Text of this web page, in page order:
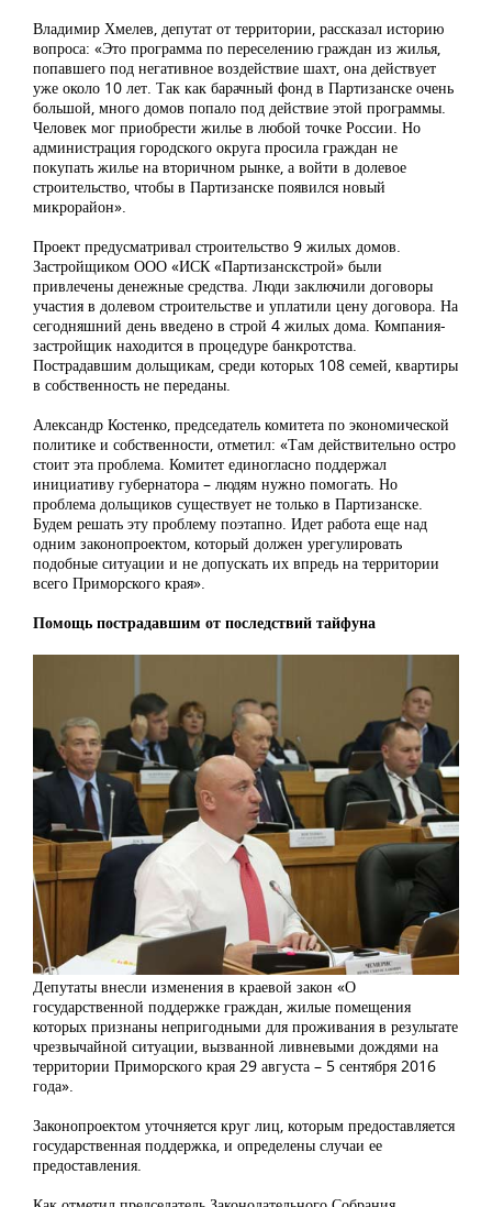
Владимир Хмелев, депутат от территории, рассказал историю
вопроса: «Это программа по переселению граждан из жилья,
попавшего под негативное воздействие шахт, она действует
уже около 10 лет. Так как барачный фонд в Партизанске очень
большой, много домов попало под действие этой программы.
Человек мог приобрести жилье в любой точке России. Но
администрация городского округа просила граждан не
покупать жилье на вторичном рынке, а войти в долевое
строительство, чтобы в Партизанске появился новый
микрорайон».
Проект предусматривал строительство 9 жилых домов.
Застройщиком ООО «ИСК «Партизанскстрой» были
привлечены денежные средства. Люди заключили договоры
участия в долевом строительстве и уплатили цену договора. На
сегодняшний день введено в строй 4 жилых дома. Компания-
застройщик находится в процедуре банкротства.
Пострадавшим дольщикам, среди которых 108 семей, квартиры
в собственность не переданы.
Александр Костенко, председатель комитета по экономической
политике и собственности, отметил: «Там действительно остро
стоит эта проблема. Комитет единогласно поддержал
инициативу губернатора – людям нужно помогать. Но
проблема дольщиков существует не только в Партизанске.
Будем решать эту проблему поэтапно. Идет работа еще над
одним законопроектом, который должен урегулировать
подобные ситуации и не допускать их впредь на территории
всего Приморского края».
Помощь пострадавшим от последствий тайфуна
Депутаты внесли изменения в краевой закон «О
государственной поддержке граждан, жилые помещения
которых признаны непригодными для проживания в результате
чрезвычайной ситуации, вызванной ливневыми дождями на
территории Приморского края 29 августа – 5 сентября 2016
года».
Законопроектом уточняется круг лиц, которым предоставляется
государственная поддержка, и определены случаи ее
предоставления.